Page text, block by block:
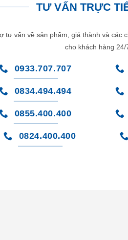
TƯ VẤN TRỰC
tư vấn về sản phẩm, giá thành và các
cho khách hàng 24/
0933.707.707
0834.494.494
0855.400.400
0824.400.400